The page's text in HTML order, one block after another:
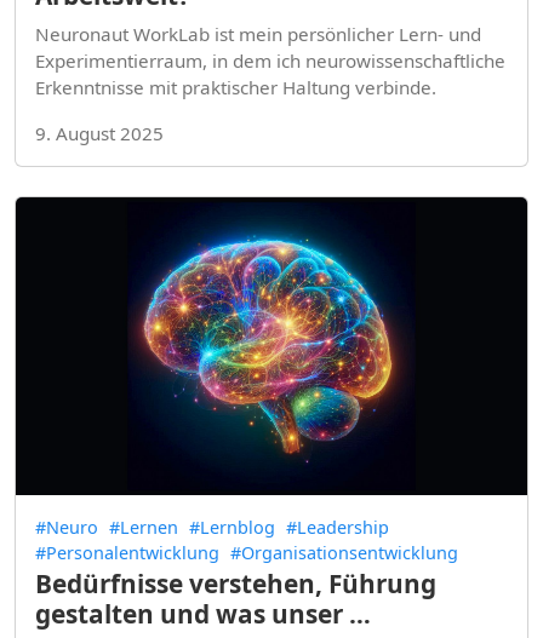
Neuronaut WorkLab ist mein persönlicher Lern- und
Experimentierraum, in dem ich neurowissenschaftliche
Erkenntnisse mit praktischer Haltung verbinde.
9. August 2025
#Neuro #Lernen #Lernblog #Leadership
#Personalentwicklung #Organisationsentwicklung
Bedürfnisse verstehen, Führung
gestalten und was unser …